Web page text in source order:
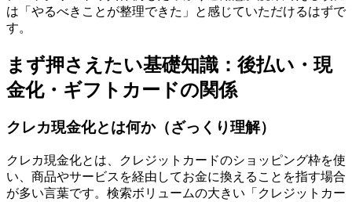
は「やるべきことが整理できた」と感じていただけるはずで
す。
まず押さえたい基礎知識：後払い・現
金化・ギフトカードの関係
クレカ現金化とは何か（ざっくり理解）
クレカ現金化とは、クレジットカードのショッピング枠を使
い、商品やサービスを経由してお金に換えることを指す場合
が多い言葉です。検索ボリュームの大きい「クレジットカー